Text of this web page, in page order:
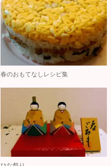
春のおもてなしレシピ集